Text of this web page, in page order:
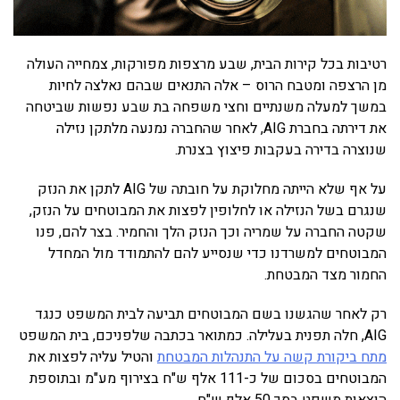
רטיבות בכל קירות הבית, שבע מרצפות מפורקות, צמחייה העולה
מן הרצפה ומטבח הרוס – אלה התנאים שבהם נאלצה לחיות
במשך למעלה משנתיים וחצי משפחה בת שבע נפשות שביטחה
את דירתה בחברת AIG, לאחר שהחברה נמנעה מלתקן נזילה
שנוצרה בדירה בעקבות פיצוץ בצנרת.
על אף שלא הייתה מחלוקת על חובתה של AIG לתקן את הנזק
שנגרם בשל הנזילה או לחלופין לפצות את המבוטחים על הנזק,
שקטה החברה על שמריה וכך הנזק הלך והחמיר. בצר להם, פנו
המבוטחים למשרדנו כדי שנסייע להם להתמודד מול המחדל
החמור מצד המבטחת.
רק לאחר שהגשנו בשם המבוטחים תביעה לבית המשפט כנגד
AIG, חלה תפנית בעלילה. כמתואר בכתבה שלפניכם, בית המשפט
מתח ביקורת קשה על התנהלות המבטחתוהטיל עליה לפצות את
המבוטחים בסכום של כ-111 אלף ש"ח בצירוף מע"מ ובתוספת